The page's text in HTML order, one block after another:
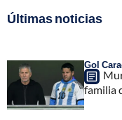
Últimas noticias
Gol
familia